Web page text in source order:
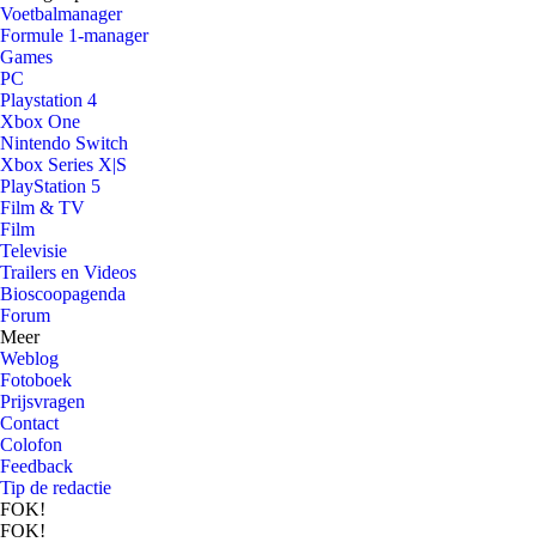
Voetbalmanager
Formule 1-manager
Games
PC
Playstation 4
Xbox One
Nintendo Switch
Xbox Series X|S
PlayStation 5
Film & TV
Film
Televisie
Trailers en Videos
Bioscoopagenda
Forum
Meer
Weblog
Fotoboek
Prijsvragen
Contact
Colofon
Feedback
Tip de redactie
FOK!
FOK!